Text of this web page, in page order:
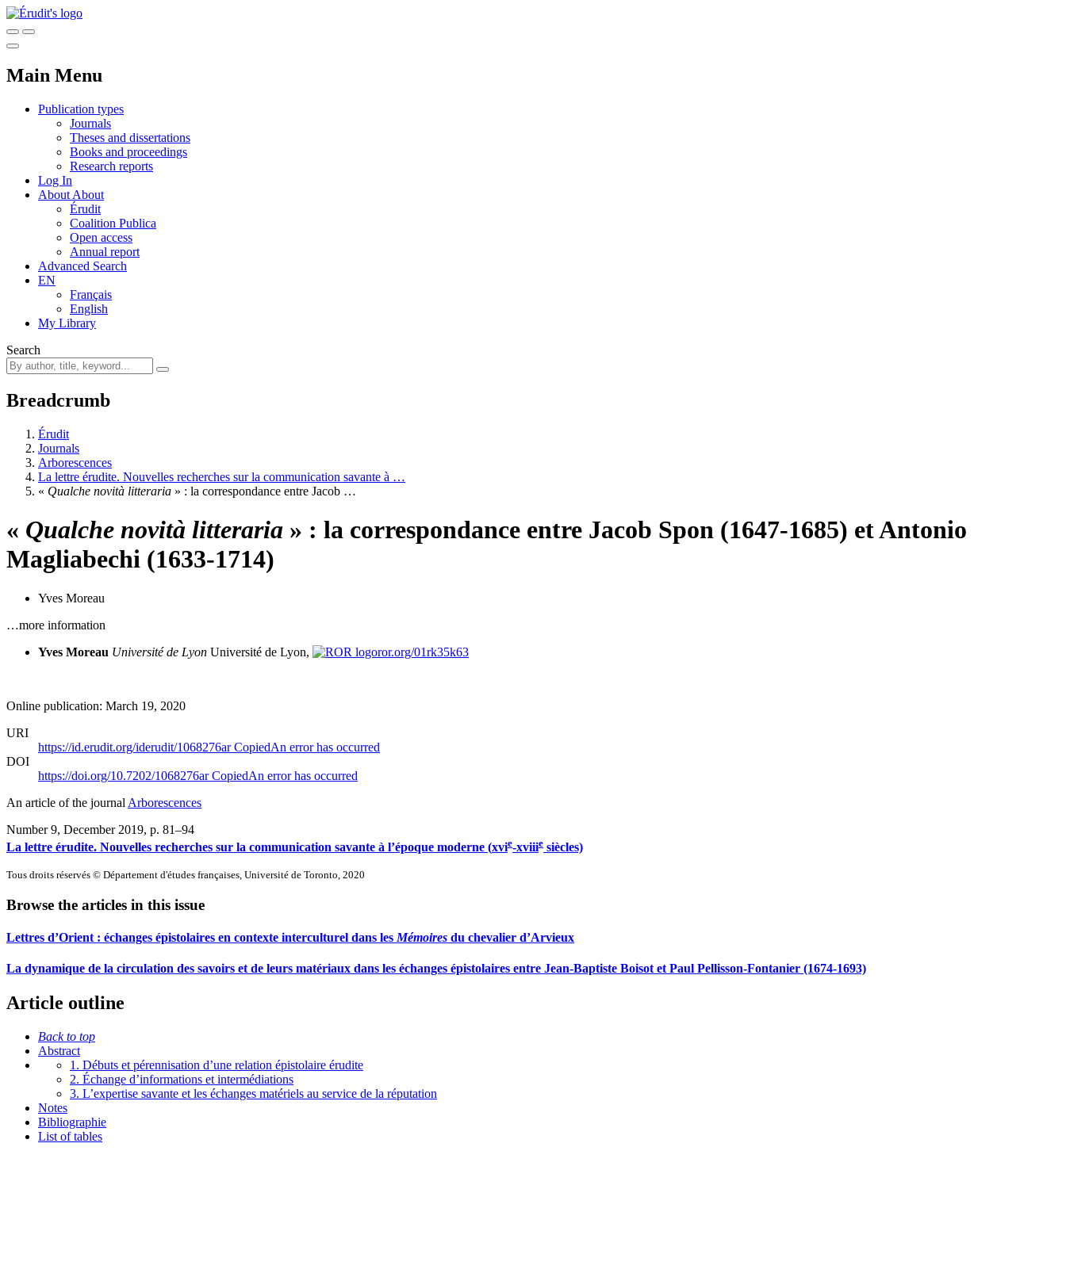
Main Menu
Publication types
Journals
Theses and dissertations
Books and proceedings
Research reports
Log In
About About
Érudit
Coalition Publica
Open access
Annual report
Advanced Search
EN
Français
English
My Library
Search
Breadcrumb
Érudit
Journals
Arborescences
La lettre érudite. Nouvelles recherches sur la communication savante à …
« Qualche novità litteraria » : la correspondance entre Jacob …
« Qualche novità litteraria » : la correspondance entre Jacob Spon (1647-1685) et Antonio
Magliabechi (1633-1714)
Yves Moreau
…more information
Yves Moreau Université de Lyon Université de Lyon, ror.org/01rk35k63
Online publication: March 19, 2020
URI
https://id.erudit.org/iderudit/1068276arCopiedAn error has occurred
DOI
https://doi.org/10.7202/1068276arCopiedAn error has occurred
An article of the journal Arborescences
Number 9, December 2019, p. 81–94
La lettre érudite. Nouvelles recherches sur la communication savante à l’époque moderne (xvie-xviiie siècles)
Tous droits réservés © Département d'études françaises, Université de Toronto, 2020
Browse the articles in this issue
Lettres d’Orient : échanges épistolaires en contexte interculturel dans les Mémoires du chevalier d’Arvieux
La dynamique de la circulation des savoirs et de leurs matériaux dans les échanges épistolaires entre Jean-Baptiste Boisot et Paul Pellisson-Fontanier (1674-1693)
Article outline
Back to top
Abstract
1. Débuts et pérennisation d’une relation épistolaire érudite
2. Échange d’informations et intermédiations
3. L’expertise savante et les échanges matériels au service de la réputation
Notes
Bibliographie
List of tables